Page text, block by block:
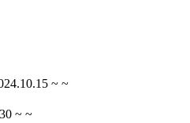
~ ~
~ ~